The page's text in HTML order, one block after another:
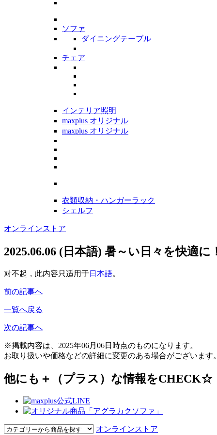
ソファ
ダイニングテーブル
チェア
インテリア照明
maxplus オリジナル
maxplus オリジナル
衣類収納・ハンガーラック
シェルフ
オンラインストア
2025.06.06 (日本語) 暑～い日々を快適
对不起，此内容只适用于日本語。
前の記事へ
一覧へ戻る
次の記事へ
※掲載内容は、2025年06月06日時点のものになります。
お取り扱いや価格などの詳細に変更のある場合がございま
他にも＋（プラス）な情報をCHECK☆
オンラインストア